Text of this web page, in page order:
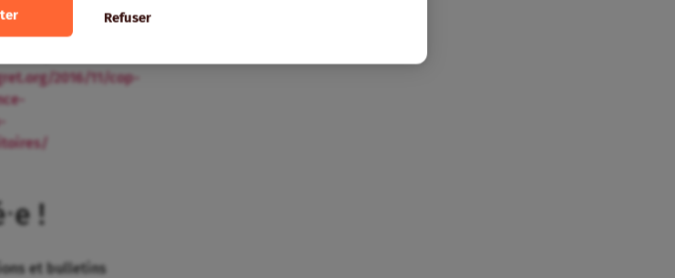
Refuser
de
&
2016/11/cop-
!
et bulletins